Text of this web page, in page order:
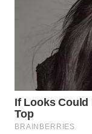
WAHANANEWS
ID
WAHANANEWS
CO ID
WAHANANEWS
NET